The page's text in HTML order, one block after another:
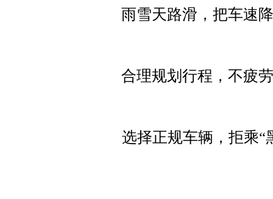
雨雪天路滑，把车速
合理规划行程，不疲
选择正规车辆，拒乘“